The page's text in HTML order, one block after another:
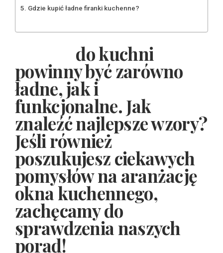
Gdzie kupić ładne firanki kuchenne?
do kuchni
powinny być zarówno
ładne, jak i
funkcjonalne. Jak
znaleźć najlepsze wzory?
Jeśli również
poszukujesz ciekawych
pomysłów na aranżację
okna kuchennego,
zachęcamy do
sprawdzenia naszych
porad!